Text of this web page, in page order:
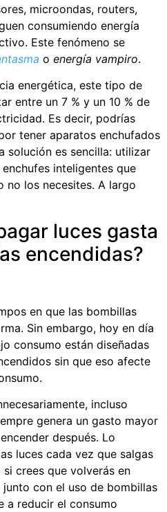
microondas, routers,
consumiendo energía
Este fenómeno se
o energía vampiro.
energética, este tipo de
entre un 7 % y un 10 % de
Es decir, podrías
tener aparatos enchufados
solución es sencilla: utilizar
inteligentes que
no los necesites. A largo
luces gasta
encendidas?
en que las bombillas
Sin embargo, hoy en día
consumo están diseñadas
sin que eso afecte
incluso
genera un gasto mayor
después. Lo
luces cada vez que salgas
crees que volverás en
con el uso de bombillas
a reducir el consumo